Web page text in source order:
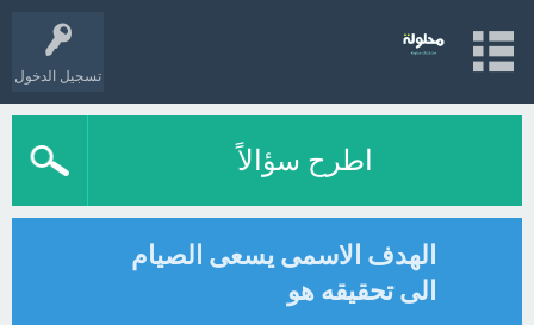
تسجيل الدخول
اطرح سؤالاً
الهدف الاسمى يسعى الصيام
الى تحقيقه هو